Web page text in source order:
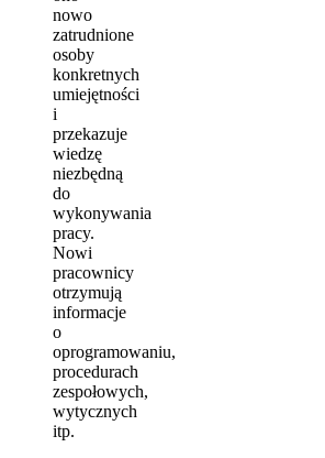
nowo
zatrudnione
osoby
konkretnych
umiejętności
i
przekazuje
wiedzę
niezbędną
do
wykonywania
pracy.
Nowi
pracownicy
otrzymują
informacje
o
oprogramowaniu,
procedurach
zespołowych,
wytycznych
itp.